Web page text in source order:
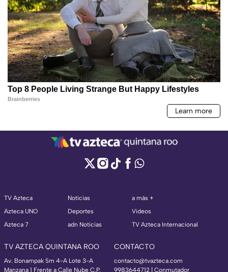
TV Azteca
Azteca UNO
Azteca 7
Noticias
Deportes
adn Noticias
a más +
Videos
TV Azteca Internacional
TV AZTECA QUINTANA ROO
Av. Bonampak Sm 4-A Lote 3-A
Manzana 1 Frente a Calle Nube C.P.
CONTACTO
contacto@tvazteca.com
9983644712 | Conmutador